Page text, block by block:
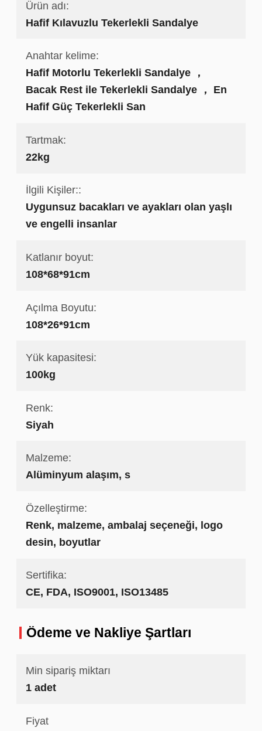
Ürün adı:
Hafif Kılavuzlu Tekerlekli Sandalye
Anahtar kelime:
Hafif Motorlu Tekerlekli Sandalye ，
Bacak Rest ile Tekerlekli Sandalye ， En
Hafif Güç Tekerlekli San
Tartmak:
22kg
İlgili Kişiler::
Uygunsuz bacakları ve ayakları olan yaşlı
ve engelli insanlar
Katlanır boyut:
108*68*91cm
Açılma Boyutu:
108*26*91cm
Yük kapasitesi:
100kg
Renk:
Siyah
Malzeme:
Alüminyum alaşım, s
Özelleştirme:
Renk, malzeme, ambalaj seçeneği, logo
desin, boyutlar
Sertifika:
CE, FDA, ISO9001, ISO13485
Ödeme ve Nakliye Şartları
Min sipariş miktarı
1 adet
Fiyat